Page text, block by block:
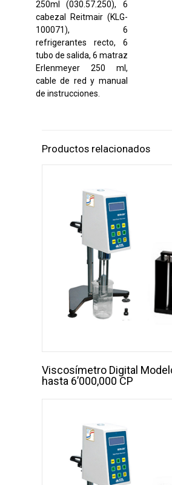
250ml (030.57.250), 6
cabezal Reitmair (KLG-
100071), 6
refrigerantes recto, 6
tubo de salida, 6 matraz
Erlenmeyer 250 ml,
cable de red y manual
de instrucciones.
Productos relacionados
Viscosímetro Digital
hasta 6’000,000 CP